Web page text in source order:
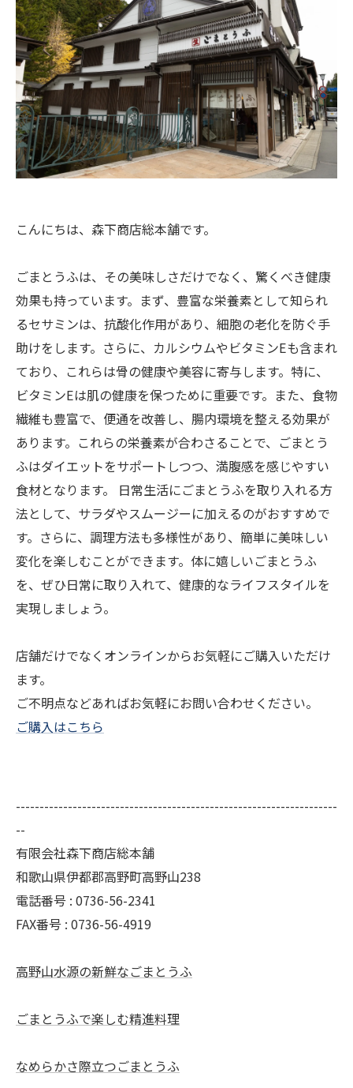
こんにちは、森下商店総本舗です。
ごまとうふは、その美味しさだけでなく、驚くべき健康
効果も持っています。まず、豊富な栄養素として知られ
るセサミンは、抗酸化作用があり、細胞の老化を防ぐ手
助けをします。さらに、カルシウムやビタミンEも含まれ
ており、これらは骨の健康や美容に寄与します。特に、
ビタミンEは肌の健康を保つために重要です。また、食物
繊維も豊富で、便通を改善し、腸内環境を整える効果が
あります。これらの栄養素が合わさることで、ごまとう
ふはダイエットをサポートしつつ、満腹感を感じやすい
食材となります。 日常生活にごまとうふを取り入れる方
法として、サラダやスムージーに加えるのがおすすめで
す。さらに、調理方法も多様性があり、簡単に美味しい
変化を楽しむことができます。体に嬉しいごまとうふ
を、ぜひ日常に取り入れて、健康的なライフスタイルを
実現しましょう。
店舗だけでなくオンラインからお気軽にご購入いただけ
ます。
ご不明点などあればお気軽にお問い合わせください。
ご購入はこちら
--------------------------------------------------------------------
--
有限会社森下商店総本舗
和歌山県伊都郡高野町高野山238
電話番号 : 0736-56-2341
FAX番号 : 0736-56-4919
高野山水源の新鮮なごまとうふ
ごまとうふで楽しむ精進料理
なめらかさ際立つごまとうふ